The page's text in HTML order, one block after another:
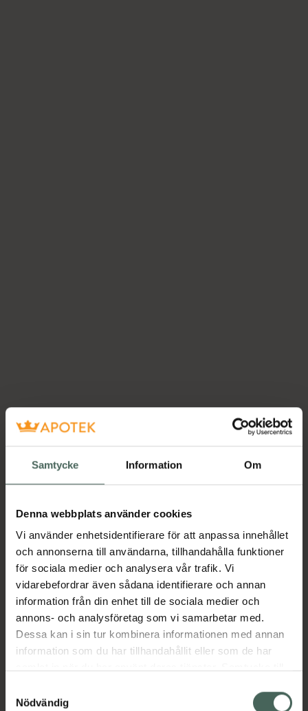
Samtycke Information Om
Denna webbplats använder cookies
Vi använder enhetsidentifierare för att anpassa innehållet
och annonserna till användarna, tillhandahålla funktioner
för sociala medier och analysera vår trafik. Vi
vidarebefordrar även sådana identifierare och annan
information från din enhet till de sociala medier och
annons- och analysföretag som vi samarbetar med.
Dessa kan i sin tur kombinera informationen med annan
information som du har tillhandahållit eller som de har
återkalla ditt samtycke via webbplatsens
Nödvändig